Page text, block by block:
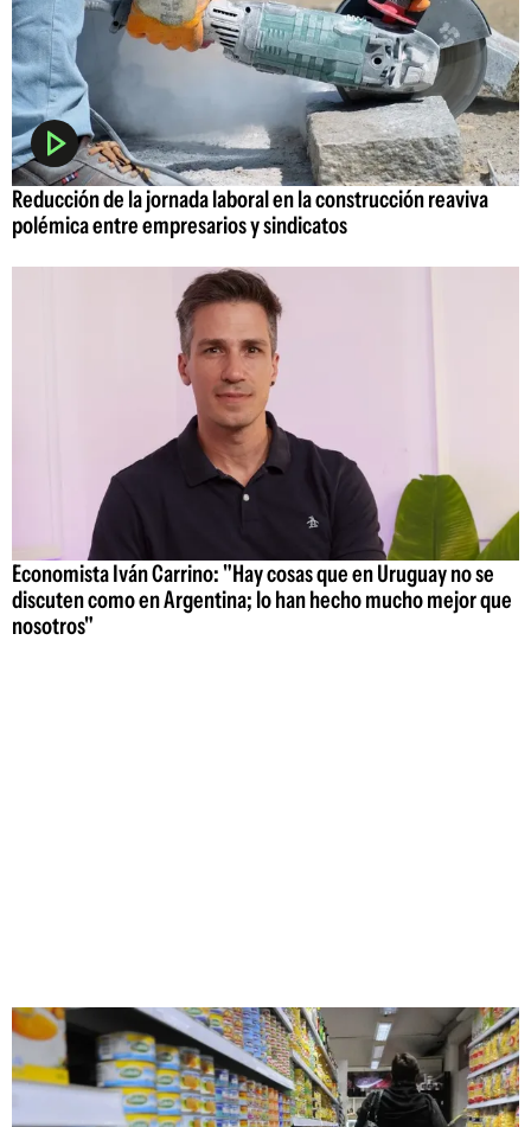
Reducción de la jornada laboral en la construcción reaviva
polémica entre empresarios y sindicatos
Economista Iván Carrino: "Hay cosas que en Uruguay no se
discuten como en Argentina; lo han hecho mucho mejor que
nosotros"